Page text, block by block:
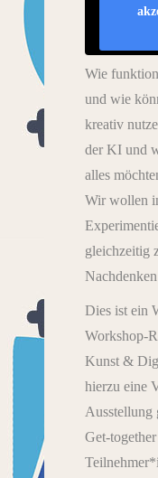
Wie
und wie
kreativ
der KI und
alles
Wir wollen
gleichzeitig
Dies ist ein
Workshop-
Kunst &
hierzu eine
Ausstellung
Get-